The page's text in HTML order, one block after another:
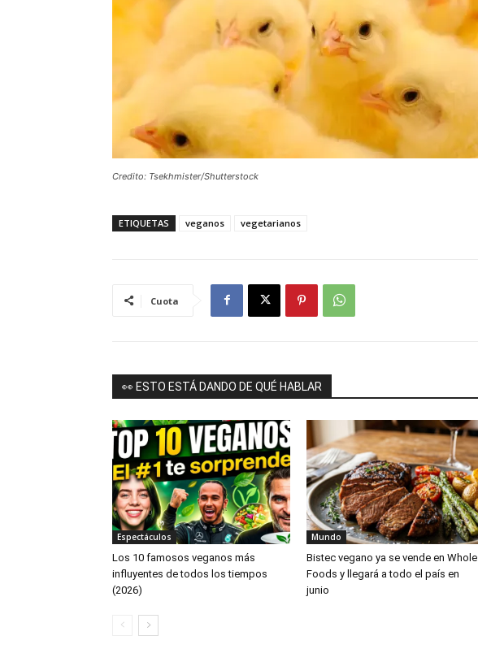
Credito: Tsekhmister/Shutterstock
ETIQUETAS veganos vegetarianos
Cuota
👀 ESTO ESTÁ DANDO DE QUÉ HABLAR
Espectáculos
Los 10 famosos veganos más
influyentes de todos los tiempos
(2026)
Mundo
Bistec vegano ya se vende en Whole
Foods y llegará a todo el país en
junio